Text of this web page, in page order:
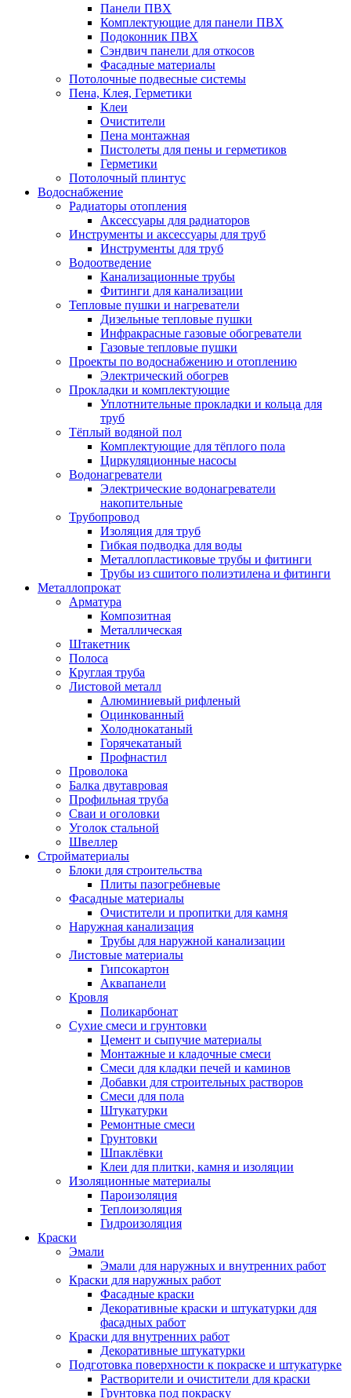
Панели ПВХ
Комплектующие для панели ПВХ
Подоконник ПВХ
Сэндвич панели для откосов
Фасадные материалы
Потолочные подвесные системы
Пена, Клея, Герметики
Клеи
Очистители
Пена монтажная
Пистолеты для пены и герметиков
Герметики
Потолочный плинтус
Водоснабжение
Радиаторы отопления
Аксессуары для радиаторов
Инструменты и аксессуары для труб
Инструменты для труб
Водоотведение
Канализационные трубы
Фитинги для канализации
Тепловые пушки и нагреватели
Дизельные тепловые пушки
Инфракрасные газовые обогреватели
Газовые тепловые пушки
Проекты по водоснабжению и отоплению
Электрический обогрев
Прокладки и комплектующие
Уплотнительные прокладки и кольца для
труб
Тёплый водяной пол
Комплектующие для тёплого пола
Циркуляционные насосы
Водонагреватели
Электрические водонагреватели
накопительные
Трубопровод
Изоляция для труб
Гибкая подводка для воды
Металлопластиковые трубы и фитинги
Трубы из сшитого полиэтилена и фитинги
Металлопрокат
Арматура
Композитная
Металлическая
Штакетник
Полоса
Круглая труба
Листовой металл
Алюминиевый рифленый
Оцинкованный
Холоднокатаный
Горячекатаный
Профнастил
Проволока
Балка двутавровая
Профильная труба
Сваи и оголовки
Уголок стальной
Швеллер
Стройматериалы
Блоки для строительства
Плиты пазогребневые
Фасадные материалы
Очистители и пропитки для камня
Наружная канализация
Трубы для наружной канализации
Листовые материалы
Гипсокартон
Аквапанели
Кровля
Поликарбонат
Сухие смеси и грунтовки
Цемент и сыпучие материалы
Монтажные и кладочные смеси
Смеси для кладки печей и каминов
Добавки для строительных растворов
Смеси для пола
Штукатурки
Ремонтные смеси
Грунтовки
Шпаклёвки
Клеи для плитки, камня и изоляции
Изоляционные материалы
Пароизоляция
Теплоизоляция
Гидроизоляция
Краски
Эмали
Эмали для наружных и внутренних работ
Краски для наружных работ
Фасадные краски
Декоративные краски и штукатурки для
фасадных работ
Краски для внутренних работ
Декоративные штукатурки
Подготовка поверхности к покраске и штукатурке
Растворители и очистители для краски
Грунтовка под покраску